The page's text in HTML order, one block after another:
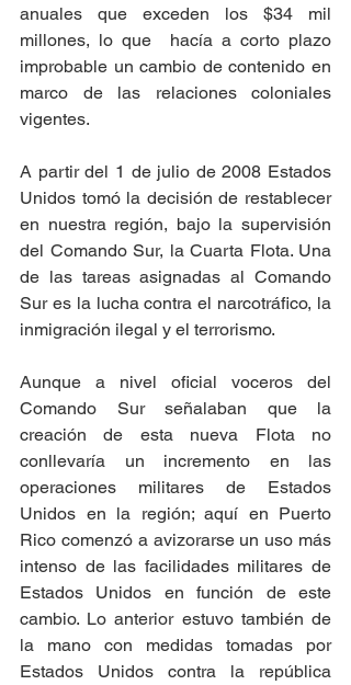
anuales que exceden los $34 mil
millones, lo que  hacía a corto plazo
improbable un cambio de contenido en
marco de las relaciones coloniales
vigentes.
A partir del 1 de julio de 2008 Estados
Unidos tomó la decisión de restablecer
en nuestra región, bajo la supervisión
del Comando Sur, la Cuarta Flota. Una
de las tareas asignadas al Comando
Sur es la lucha contra el narcotráfico, la
inmigración ilegal y el terrorismo.
Aunque a nivel oficial voceros del
Comando Sur señalaban que la
creación de esta nueva Flota no
conllevaría un incremento en las
operaciones militares de Estados
Unidos en la región; aquí en Puerto
Rico comenzó a avizorarse un uso más
intenso de las facilidades militares de
Estados Unidos en función de este
cambio. Lo anterior estuvo también de
la mano con medidas tomadas por
Estados Unidos contra la república